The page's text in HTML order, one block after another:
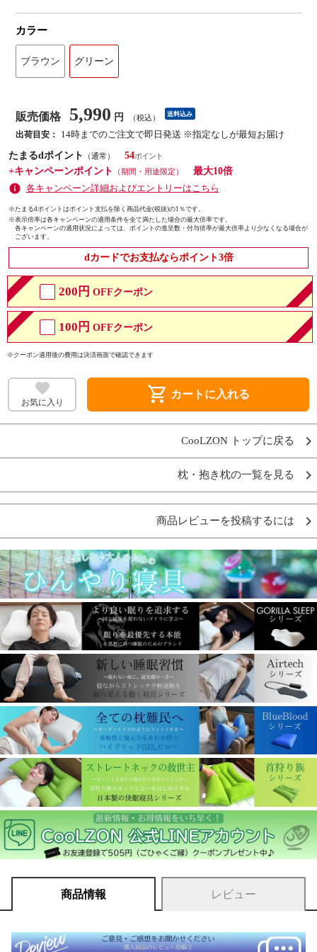
カラー
ブラウン グリーン
販売価格 5,990 円 （税込） 送料込み
出荷目安：
14時までのご注文で即日発送 ※指定なしが最短お届け
たまるdポイント
（通常）
54
+キャンペーンポイント
（期間・用途限定）
最大10倍
各キャンペーン詳細およびエントリーはこちら
※たまるdポイントはポイント支払を除く商品代金(税抜)の1％です。
※表示倍率は各キャンペーンの適用条件を全て満たした場合の最大倍率です。
各キャンペーンの適用状況によっては、ポイントの進呈数・付与倍率が最大倍率より少なくなる場合が
ございます。
dカードでお支払ならポイント3倍
200円 OFFクーポン
100円 OFFクーポン
※クーポン適用後の費用は決済画面で確認できます
お気に入り shopping_cart カートに入れる
CooLZON トップに戻る
枕・抱き枕の一覧を見る
商品レビューを投稿するには
商品情報 レビュー